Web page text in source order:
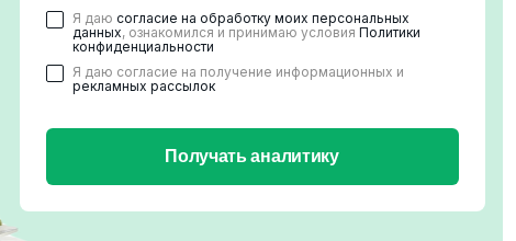
Я даю согласие на обработку моих персональных
данных, ознакомился и принимаю условия Политики
конфиденциальности
Я даю согласие на получение информационных и
рекламных рассылок
Получать аналитику